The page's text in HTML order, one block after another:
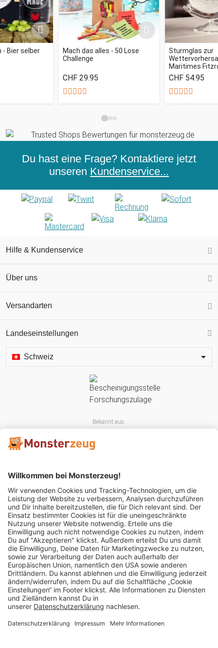
Bier selber
Mach das alles - 50 Lose
Challenge
CHF 29.95
Sturmglas zur
Maritimes
CHF 54.95
Du hast eine Frage? Kontaktiere jetzt
unseren Kundenservice...
Hilfe & Kundenservice
Über uns
Versandarten
Landeseinstellungen
Schweiz
Bekannt aus:
Mitglied im:
Impressum AGB Widerrufsbelehrung